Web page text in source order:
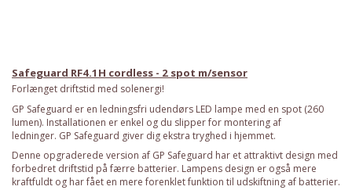
Safeguard RF4.1H cordless - 2 spot m/sensor
Forlænget driftstid med solenergi!
GP Safeguard er en ledningsfri udendørs LED lampe med en spot (260
lumen). Installationen er enkel og du slipper for montering af
ledninger. GP Safeguard giver dig ekstra tryghed i hjemmet.
Denne opgraderede version af GP Safeguard har et attraktivt design med
forbedret driftstid på færre batterier. Lampens design er også mere
kraftfuldt og har fået en mere forenklet funktion til udskiftning af batterier.